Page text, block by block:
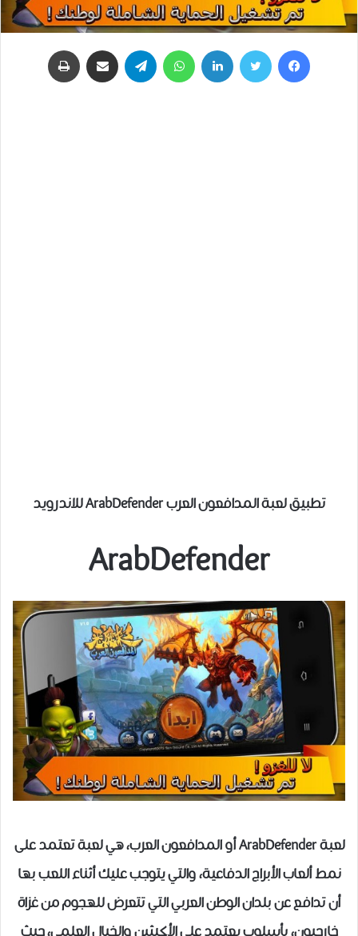
فيسبوك تويتر لينكدإن واتساب تيلقرام مشاركة عبر البريد
تطبيق لعبة المدافعون العرب ArabDefender للاندرويد
ArabDefender
لعبة ArabDefender أو المدافعون العرب، هي لعبة تعتمد على
نمط ألعاب الأبراج الدفاعية، والتي يتوجب عليك أثناء اللعب بها
أن تدافع عن بلدان الوطن العربي التي تتعرض للهجوم من غزاة
خارجيون، بأسلوب يعتمد على الأكشن والخيال العلمي، حيث